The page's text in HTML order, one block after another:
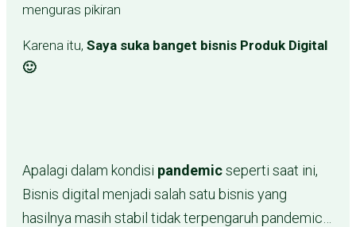
menguras pikiran
Karena itu, Saya suka banget bisnis Produk Digital
🙂
Apalagi dalam kondisi pandemicseperti saat ini,
Bisnis digital menjadi salah satu bisnis yang
hasilnya masih stabil tidak terpengaruh pandemic…